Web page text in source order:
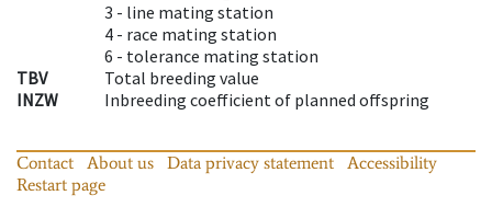
3 - line mating station
4 - race mating station
6 - tolerance mating station
TBV
Total breeding value
INZW
Inbreeding coefficient of planned offspring
Contact About us Data privacy statement
Accessibility
Restart page